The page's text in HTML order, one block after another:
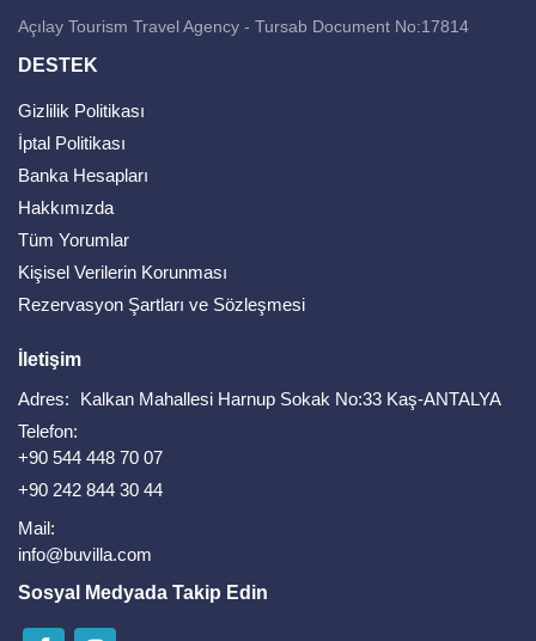
Açılay Tourism Travel Agency - Tursab Document No:17814
DESTEK
Gizlilik Politikası
İptal Politikası
Banka Hesapları
Hakkımızda
Tüm Yorumlar
Kişisel Verilerin Korunması
Rezervasyon Şartları ve Sözleşmesi
İletişim
Adres:
Kalkan Mahallesi Harnup Sokak No:33 Kaş-ANTALYA
Telefon:
+90 544 448 70 07
+90 242 844 30 44
Mail:
info@buvilla.com
Sosyal Medyada Takip Edin